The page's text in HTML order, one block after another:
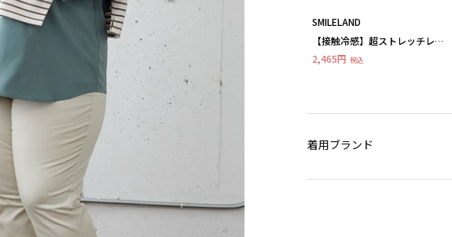
SMILELAND
【接触冷感】超ストレッチレー
ヨン混スリムパンツ（ゆったり
2,465円 税込
着用ブランド